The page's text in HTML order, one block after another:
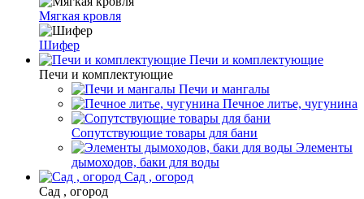
Мягкая кровля
Шифер
Печи и комплектующие
Печи и комплектующие
Печи и мангалы
Печное литье, чугунина
Сопутствующие товары для бани
Элементы
дымоходов, баки для воды
Сад , огород
Сад , огород